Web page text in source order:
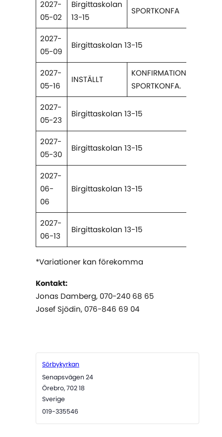
2027-
05-02
Birgittaskolan
13-15
SPORTKONFA
2027-
05-09
Birgittaskolan 13-15
2027-
05-16
INSTÄLLT
KONFIRMATION
SPORTKONFA.
2027-
05-23
Birgittaskolan 13-15
2027-
05-30
Birgittaskolan 13-15
2027-
06-
06
Birgittaskolan 13-15
2027-
06-13
Birgittaskolan 13-15
*Variationer kan förekomma
Kontakt:
Jonas Damberg, 070-240 68 65
Josef Sjödin, 076-846 69 04
Sörbykyrkan
Senapsvägen 24
Örebro, 702 18
Sverige
019-335546